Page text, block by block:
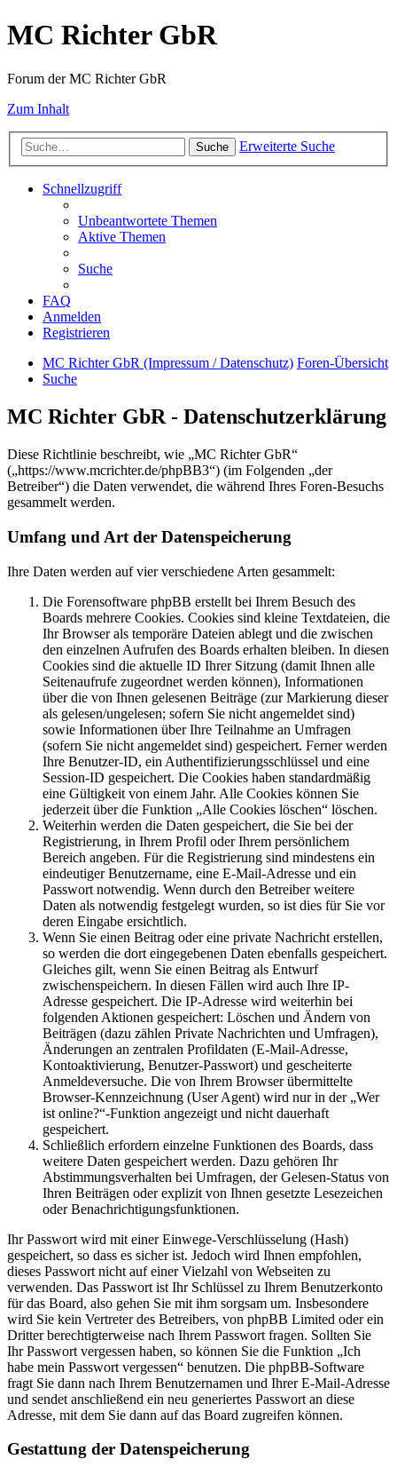
MC Richter GbR
Forum der MC Richter GbR
Zum Inhalt
Suche Erweiterte Suche
Schnellzugriff
Unbeantwortete Themen
Aktive Themen
Suche
FAQ
Anmelden
Registrieren
MC Richter GbR (Impressum / Datenschutz) Foren-Übersicht
Suche
MC Richter GbR - Datenschutzerklärung
Diese Richtlinie beschreibt, wie „MC Richter GbR“
(„https://www.mcrichter.de/phpBB3“) (im Folgenden „der
Betreiber“) die Daten verwendet, die während Ihres Foren-Besuchs
gesammelt werden.
Umfang und Art der Datenspeicherung
Ihre Daten werden auf vier verschiedene Arten gesammelt:
Die Forensoftware phpBB erstellt bei Ihrem Besuch des
Boards mehrere Cookies. Cookies sind kleine Textdateien, die
Ihr Browser als temporäre Dateien ablegt und die zwischen
den einzelnen Aufrufen des Boards erhalten bleiben. In diesen
Cookies sind die aktuelle ID Ihrer Sitzung (damit Ihnen alle
Seitenaufrufe zugeordnet werden können), Informationen
über die von Ihnen gelesenen Beiträge (zur Markierung dieser
als gelesen/ungelesen; sofern Sie nicht angemeldet sind)
sowie Informationen über Ihre Teilnahme an Umfragen
(sofern Sie nicht angemeldet sind) gespeichert. Ferner werden
Ihre Benutzer-ID, ein Authentifizierungsschlüssel und eine
Session-ID gespeichert. Die Cookies haben standardmäßig
eine Gültigkeit von einem Jahr. Alle Cookies können Sie
jederzeit über die Funktion „Alle Cookies löschen“ löschen.
Weiterhin werden die Daten gespeichert, die Sie bei der
Registrierung, in Ihrem Profil oder Ihrem persönlichem
Bereich angeben. Für die Registrierung sind mindestens ein
eindeutiger Benutzername, eine E-Mail-Adresse und ein
Passwort notwendig. Wenn durch den Betreiber weitere
Daten als notwendig festgelegt wurden, so ist dies für Sie vor
deren Eingabe ersichtlich.
Wenn Sie einen Beitrag oder eine private Nachricht erstellen,
so werden die dort eingegebenen Daten ebenfalls gespeichert.
Gleiches gilt, wenn Sie einen Beitrag als Entwurf
zwischenspeichern. In diesen Fällen wird auch Ihre IP-
Adresse gespeichert. Die IP-Adresse wird weiterhin bei
folgenden Aktionen gespeichert: Löschen und Ändern von
Beiträgen (dazu zählen Private Nachrichten und Umfragen),
Änderungen an zentralen Profildaten (E-Mail-Adresse,
Kontoaktivierung, Benutzer-Passwort) und gescheiterte
Anmeldeversuche. Die von Ihrem Browser übermittelte
Browser-Kennzeichnung (User Agent) wird nur in der „Wer
ist online?“-Funktion angezeigt und nicht dauerhaft
gespeichert.
Schließlich erfordern einzelne Funktionen des Boards, dass
weitere Daten gespeichert werden. Dazu gehören Ihr
Abstimmungsverhalten bei Umfragen, der Gelesen-Status von
Ihren Beiträgen oder explizit von Ihnen gesetzte Lesezeichen
oder Benachrichtigungsfunktionen.
Ihr Passwort wird mit einer Einwege-Verschlüsselung (Hash)
gespeichert, so dass es sicher ist. Jedoch wird Ihnen empfohlen,
dieses Passwort nicht auf einer Vielzahl von Webseiten zu
verwenden. Das Passwort ist Ihr Schlüssel zu Ihrem Benutzerkonto
für das Board, also gehen Sie mit ihm sorgsam um. Insbesondere
wird Sie kein Vertreter des Betreibers, von phpBB Limited oder ein
Dritter berechtigterweise nach Ihrem Passwort fragen. Sollten Sie
Ihr Passwort vergessen haben, so können Sie die Funktion „Ich
habe mein Passwort vergessen“ benutzen. Die phpBB-Software
fragt Sie dann nach Ihrem Benutzernamen und Ihrer E-Mail-Adresse
und sendet anschließend ein neu generiertes Passwort an diese
Adresse, mit dem Sie dann auf das Board zugreifen können.
Gestattung der Datenspeicherung